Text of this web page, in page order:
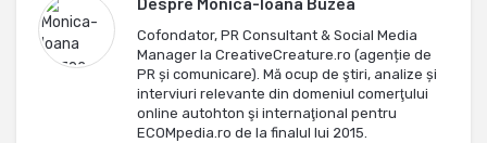
Cofondator, PR Consultant & Social Media
Manager la CreativeCreature.ro (agenție de
PR și comunicare). Mă ocup de ştiri, analize și
interviuri relevante din domeniul comerţului
online autohton şi internaţional pentru
ECOMpedia.ro de la finalul lui 2015.